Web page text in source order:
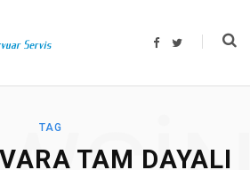
F
T
TAG
TAM DAYALI